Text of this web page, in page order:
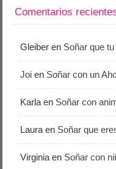
Comentarios
Gleiber en Soñar que
Joi en Soñar con un
Karla en Soñar con
Laura en Soñar que
Virginia en Soñar con